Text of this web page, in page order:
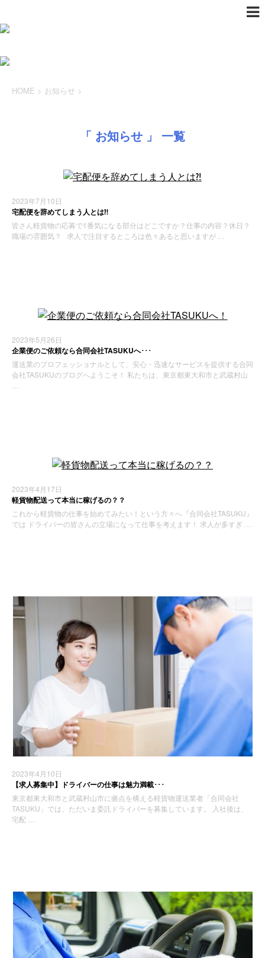
HOME > お知らせ >
「 お知らせ 」 一覧
2023年7月10日
宅配便を辞めてしまう人とは⁈
皆さん軽貨物の応募で1番気になる部分はどこですか？仕事の内容？休日？
職場の雰囲気？ 求人で注目するところは色々あると思いますが …
2023年5月26日
企業便のご依頼なら合同会社TASUKUへ･･･
運送業のプロフェッショナルとして、安心・迅速なサービスを提供する合同
会社TASUKUのブログへようこそ！ 私たちは、東京都東大和市と武蔵村山
2023年4月17日
軽貨物配送って本当に稼げるの？？
これから軽貨物の仕事を始めてみたい！という方々へ『合同会社TASUKU』
では ドライバーの皆さんの立場になって仕事を考えます！ 求人が多すぎ …
2023年4月10日
【求人募集中】ドライバーの仕事は魅力満載･･･
東京都東大和市と武蔵村山市に拠点を構える軽貨物運送業者「合同会社
TASUKU」では、ただいま委託ドライバーを募集しています。 入社後は、
宅配 …